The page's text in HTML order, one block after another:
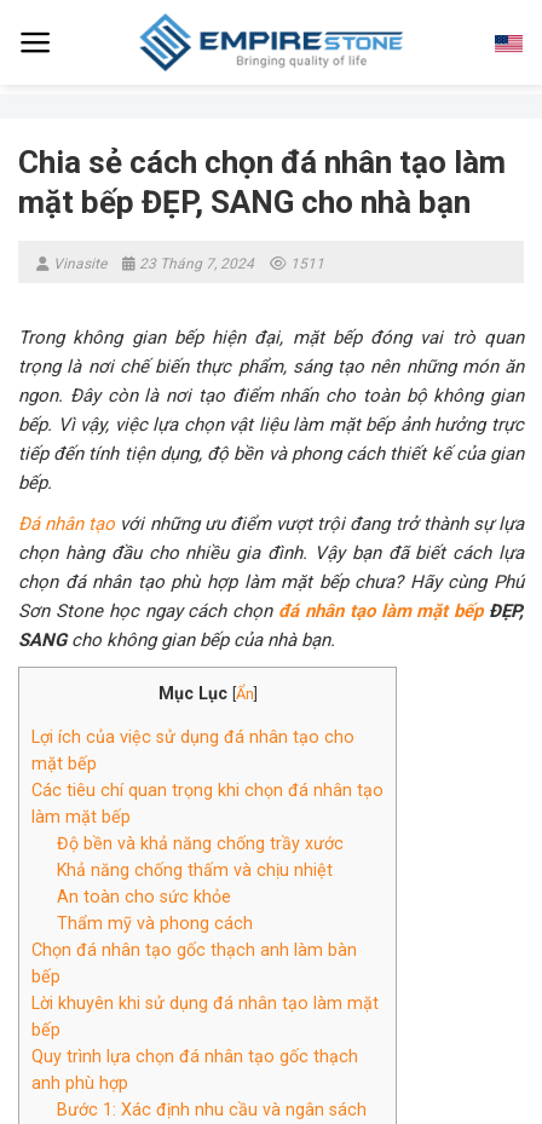
Chia sẻ cách chọn đá nhân tạo làm
mặt bếp ĐẸP, SANG cho nhà bạn
Vinasite 23 Tháng 7, 2024 1511
Trong không gian bếp hiện đại, mặt bếp đóng vai trò quan
trọng là nơi chế biến thực phẩm, sáng tạo nên những món ăn
ngon. Đây còn là nơi tạo điểm nhấn cho toàn bộ không gian
bếp. Vì vậy, việc lựa chọn vật liệu làm mặt bếp ảnh hưởng trực
tiếp đến tính tiện dụng, độ bền và phong cách thiết kế của gian
bếp.
Đá nhân tạo với những ưu điểm vượt trội đang trở thành sự lựa
chọn hàng đầu cho nhiều gia đình. Vậy bạn đã biết cách lựa
chọn đá nhân tạo phù hợp làm mặt bếp chưa? Hãy cùng Phú
Sơn Stone học ngay cách chọn đá nhân tạo làm mặt bếpĐẸP,
SANGcho không gian bếp của nhà bạn.
Mục Lục [Ẩn]
Lợi ích của việc sử dụng đá nhân tạo cho
mặt bếp
Các tiêu chí quan trọng khi chọn đá nhân tạo
làm mặt bếp
Độ bền và khả năng chống trầy xước
Khả năng chống thấm và chịu nhiệt
An toàn cho sức khỏe
Thẩm mỹ và phong cách
Chọn đá nhân tạo gốc thạch anh làm bàn
bếp
Lời khuyên khi sử dụng đá nhân tạo làm mặt
bếp
Quy trình lựa chọn đá nhân tạo gốc thạch
anh phù hợp
Bước 1: Xác định nhu cầu và ngân sách